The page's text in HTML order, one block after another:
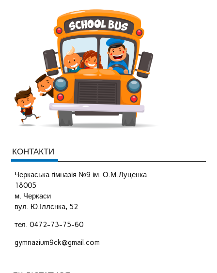
КОНТАКТИ
Черкаська гімназія №9 ім. О.М.Луценка
18005
м. Черкаси
вул. Ю.Іллєнка, 52
тел. 0472-73-75-60
gymnazium9ck@gmail.com